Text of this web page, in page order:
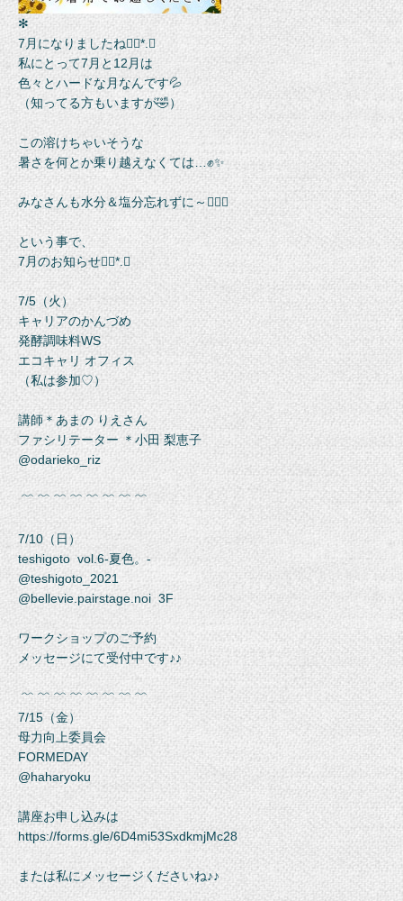
✻
7月になりましたね❁⃘*.ﾟ
私にとって7月と12月は
色々とハードな月なんです💦
（知ってる方もいますが🤣）
この溶けちゃいそうな
暑さを何とか乗り越えなくては…✊✨
みなさんも水分＆塩分忘れずに～🙋‍♀️✨
という事で、
7月のお知らせ❁⃘*.ﾟ
7/5（火）
キャリアのかんづめ
発酵調味料WS
エコキャリ オフィス
（私は参加♡）
講師＊あまの りえさん
ファシリテーター ＊小田 梨恵子
@odarieko_riz
﹌ ﹌ ﹌ ﹌ ﹌ ﹌ ﹌ ﹌
7/10（日）
teshigoto vol.6-夏色。-
@teshigoto_2021
@bellevie.pairstage.noi 3F
ワークショップのご予約
メッセージにて受付中です♪♪
﹌ ﹌ ﹌ ﹌ ﹌ ﹌ ﹌ ﹌
7/15（金）
母力向上委員会
FORMEDAY
@haharyoku
講座お申し込みは
https://forms.gle/6D4mi53SxdkmjMc28
または私にメッセージくださいね♪♪